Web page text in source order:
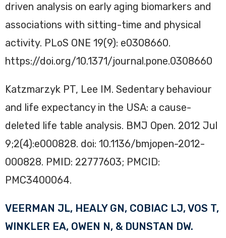
driven analysis on early aging biomarkers and
associations with sitting-time and physical
activity. PLoS ONE 19(9): e0308660.
https://doi.org/10.1371/journal.pone.0308660
Katzmarzyk PT, Lee IM. Sedentary behaviour
and life expectancy in the USA: a cause-
deleted life table analysis. BMJ Open. 2012 Jul
9;2(4):e000828. doi: 10.1136/bmjopen-2012-
000828. PMID: 22777603; PMCID:
PMC3400064.
VEERMAN JL, HEALY GN, COBIAC LJ, VOS T,
WINKLER EA, OWEN N, & DUNSTAN DW.